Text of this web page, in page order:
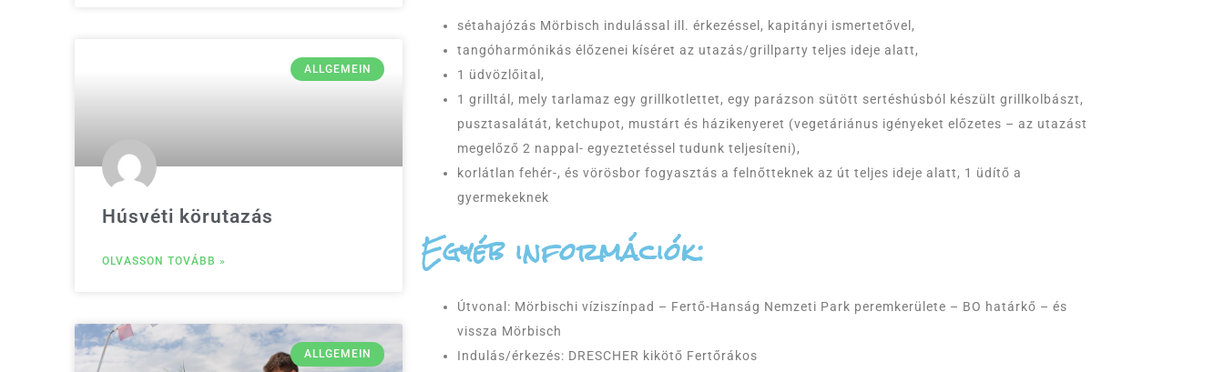
ALLGEMEIN
Húsvéti körutazás
OLVASSON TOVÁBB »
ALLGEMEIN
sétahajózás Mörbisch indulással ill. érkezéssel, kapitányi ismertetővel,
tangóharmónikás élőzenei kíséret az utazás/grillparty teljes ideje alatt,
1 üdvözlőital,
1 grilltál, mely tarlamaz egy grillkotlettet, egy parázson sütött sertéshúsból készült grillkolbászt,
pusztasalátát, ketchupot, mustárt és házikenyeret (vegetáriánus igényeket előzetes – az utazást
megelőző 2 nappal- egyeztetéssel tudunk teljesíteni),
korlátlan fehér-, és vörösbor fogyasztás a felnőtteknek az út teljes ideje alatt, 1 üdítő a
gyermekeknek
Egyéb információk:
Útvonal: Mörbischi víziszínpad – Fertő-Hanság Nemzeti Park peremkerülete – BO határkő – és
vissza Mörbisch
Indulás/érkezés: DRESCHER kikötő Fertőrákos